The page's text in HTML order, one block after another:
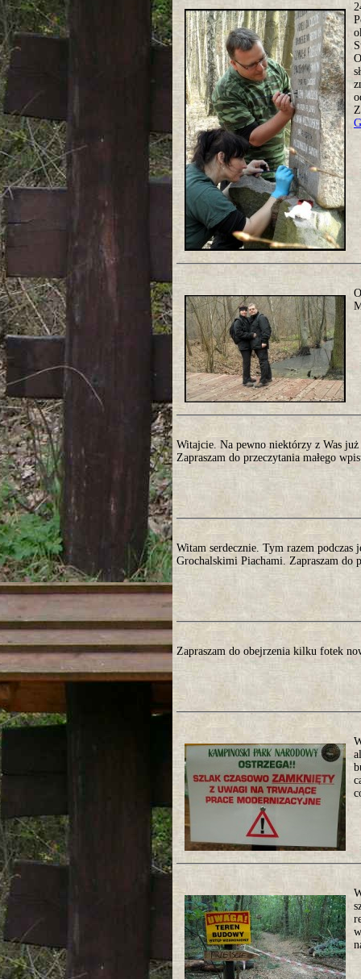
Witajcie. Na pewno niektórzy z Was
Zapraszam do przeczytania małego
Witam serdecznie. Tym razem
Grochalskimi Piachami. Zapraszam do
Zapraszam do obejrzenia kilku fotek